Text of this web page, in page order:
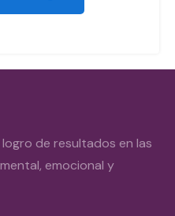
de resultados en las
emocional y